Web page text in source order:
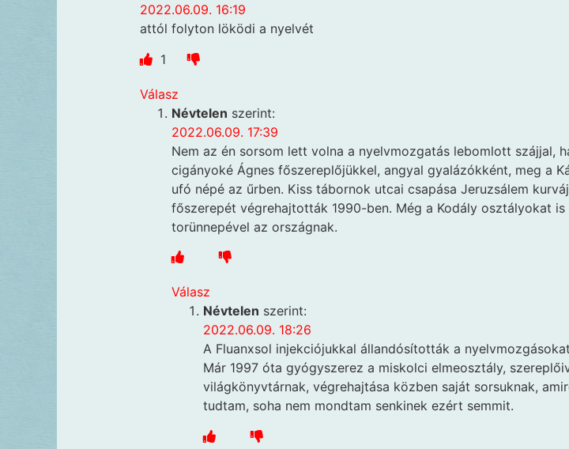
2022.06.09. 16:19
attól folyton löködi a nyelvét
1
Válasz
Névtelen szerint:
2022.06.09. 17:39
Nem az én sorsom lett volna a nyelvmozgatás lebomlott szájjal,
cigányoké Ágnes főszereplőjükkel, angyal gyalázókként, meg a
ufó népé az űrben. Kiss tábornok utcai csapása Jeruzsálem
főszerepét végrehajtották 1990-ben. Még a Kodály osztályokat is
torünnepével az országnak.
Válasz
Névtelen szerint:
2022.06.09. 18:26
A Fluanxsol injekciójukkal állandósították a
Már 1997 óta gyógyszerez a miskolci elmeosztály,
világkönyvtárnak, végrehajtása közben saját sorsuknak,
tudtam, soha nem mondtam senkinek ezért semmit.